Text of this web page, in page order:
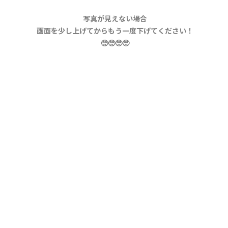
写真が見えない場合
画面を少し上げてからもう一度下げてください！
🥺🥺🥺🥺